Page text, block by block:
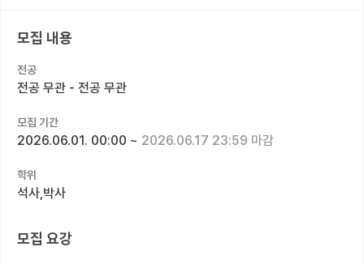
전공별 모집 정보
지역별 모집 정보
국내대학원 정보
연구실&오픈랩
커뮤니티
유학교육
모집 내용
전공
전공 무관 - 전공 무관
모집 기간
2026.06.01. 00:00 ~ 2026.06.17 23:59 마감
학위
석사,박사
모집 요강